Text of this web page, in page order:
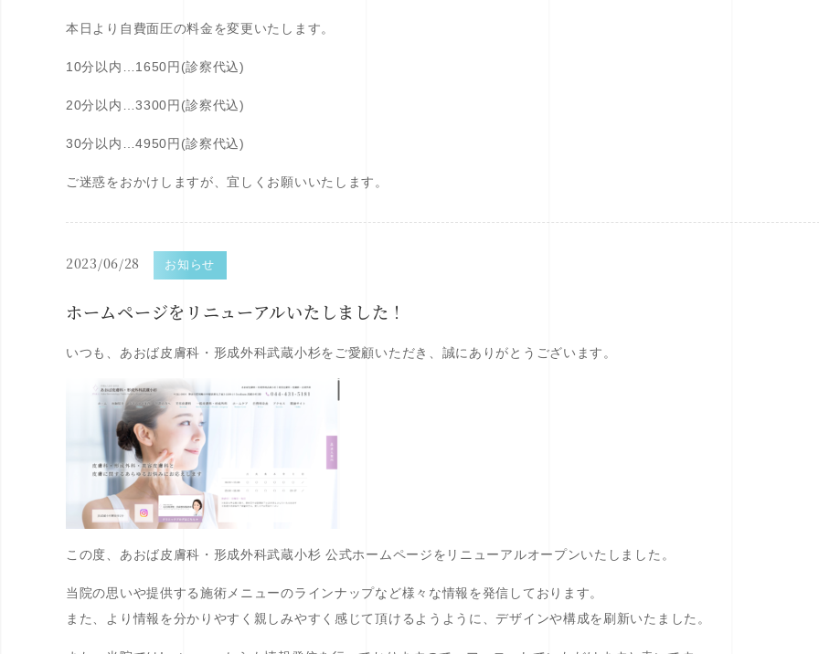
本日より自費面圧の料金を変更いたします。
10分以内…1650円(診察代込)
20分以内…3300円(診察代込)
30分以内…4950円(診察代込)
ご迷惑をおかけしますが、宜しくお願いいたします。
2023/06/28 お知らせ
ホームページをリニューアルいたしました！
いつも、あおば皮膚科・形成外科武蔵小杉をご愛顧いただき、誠にありがとうございます。
この度、あおば皮膚科・形成外科武蔵小杉 公式ホームページをリニューアルオープンいたしました。
当院の思いや提供する施術メニューのラインナップなど様々な情報を発信しております。
また、より情報を分かりやすく親しみやすく感じて頂けるようように、デザインや構成を刷新いたました。